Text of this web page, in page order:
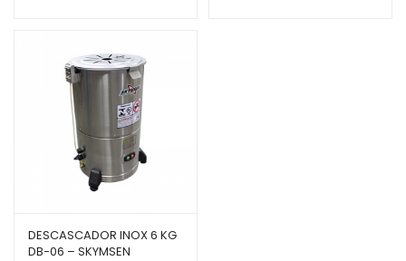
DESCASCADOR INOX 6 KG
DB-06 – SKYMSEN